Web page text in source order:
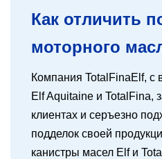
Как отличить
моторного
Компания TotalFinaElf, с
Elf Aquitaine и TotalFina,
клиентах и серъезно
подделок своей
канистры масел Elf и